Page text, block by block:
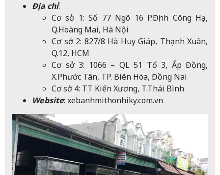
Địa chỉ:
Cơ sở 1: Số 77 Ngõ 16 P.Định Công Hạ,
Q.Hoàng Mai, Hà Nội
Cơ sở 2: 827/8 Hà Huy Giáp, Thạnh Xuân,
Q.12, HCM
Cơ sở 3: 1066 – QL 51 Tổ 3, Ấp Đồng,
X.Phước Tân, TP. Biên Hòa, Đồng Nai
Cơ sở 4: TT Kiến Xương, T.Thái Bình
Website: xebanhmithonhiky.com.vn